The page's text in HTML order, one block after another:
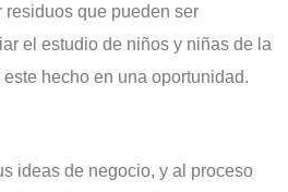
residuos que pueden ser
el estudio de niños y niñas de la
hecho en una oportunidad.
ideas de negocio, y al proceso